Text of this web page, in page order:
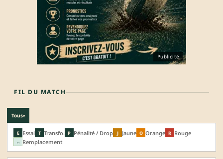
Publicité
FIL DU MATCH
Tous▾
E Essai T Transfo. P Pénalité / Drop J Jaune O Orange R Rouge
↔ Remplacement